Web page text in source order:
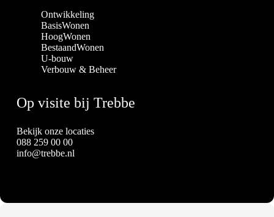
Ontwikkeling
BasisWonen
HoogWonen
BestaandWonen
U-bouw
Verbouw & Beheer
Op visite bij Trebbe
Bekijk onze locaties
088 259 00 00
info@trebbe.nl